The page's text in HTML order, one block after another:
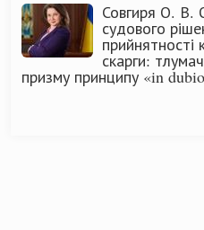
Совгиря О. В.
судового
прийнятності
скарги:
призму принципу «in